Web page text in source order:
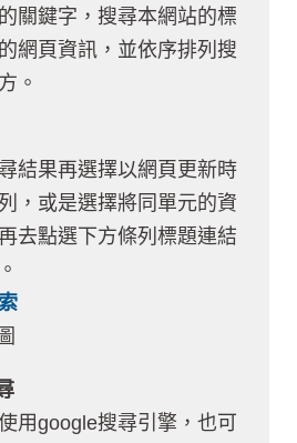
關鍵字，搜尋本網站的標
網頁資訊，並依序排列搜
。
果再選擇以網頁更新時
，或是選擇將同單元的資
去點選下方條列標題連結
google搜尋引擎，也可